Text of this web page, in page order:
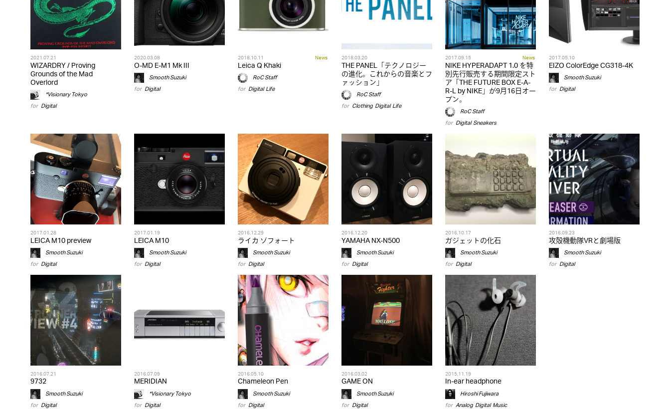
2021.07.21
WIZARDRY / Proving
Grounds of the Mad
Overlord
*Visionary Tokyo
for Digital
2020.03.08
O-MD E-M1 Mk III
Smooth Suzuki
for Digital
2018.10.11 News
Leica Q Khaki
RoC Staff
for Digital,Life
2018.03.20
THE PANEL「テクノロジー
の進化。これからの音楽とフ
ァッション」
RoC Staff
for Clothing,Digital,Life
2017.09.15 News
NIKE HYPERADAPT 1.0 を特
別先行販売する期間限定スト
ア「THE FUTURE BOX E-A-
R-L by NIKE」が9月16日オー
プン。
RoC Staff
for Digital,Sneakers
2017.05.10
EIZO ColorEdge CG318-4K
Smooth Suzuki
for Digital
2017.01.28
LEICA M10 preview
Smooth Suzuki
for Digital
2017.01.19
LEICA M10
Smooth Suzuki
for Digital
2016.12.29
ライカ ゾフォート
Smooth Suzuki
for Digital
2016.12.20
YAMAHA NX-N500
Smooth Suzuki
for Digital
2016.10.17
ガジェットの化石
Smooth Suzuki
for Digital
2016.09.23
攻殻機動隊VRと劇場版
Smooth Suzuki
for Digital
2016.07.21
9732
Smooth Suzuki
for Digital
2016.07.09
MERIDIAN
*Visionary Tokyo
for Digital
2016.05.10
Chameleon Pen
Smooth Suzuki
for Digital
2016.03.02
GAME ON
Smooth Suzuki
for Digital
2015.11.19
In-ear headphone
Hiroshi Fujiwara
for Analog,Digital,Music